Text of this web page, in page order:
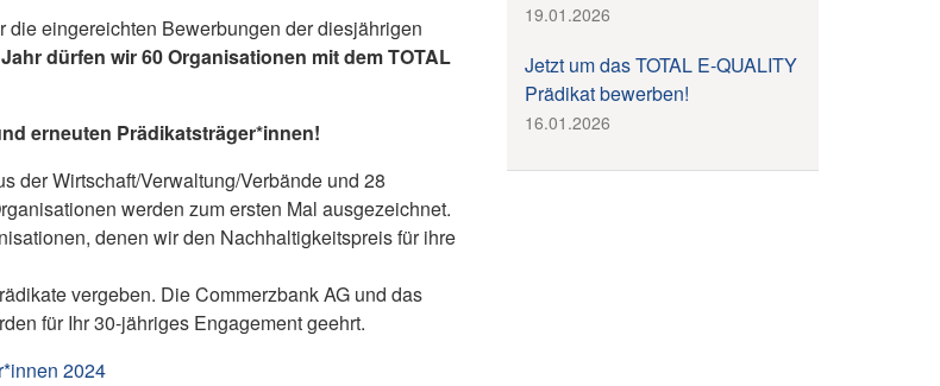
eingereichten Bewerbungen der diesjährigen
dürfen wir 60 Organisationen mit dem TOTAL
erneuten Prädikatsträger*innen!
der Wirtschaft/Verwaltung/Verbände und 28
werden zum ersten Mal ausgezeichnet.
denen wir den Nachhaltigkeitspreis für ihre
vergeben. Die Commerzbank AG und das
für Ihr 30-jähriges Engagement geehrt.
2024
19.01.2026
Jetzt um das TOTAL E-QUALITY
Prädikat bewerben!
16.01.2026